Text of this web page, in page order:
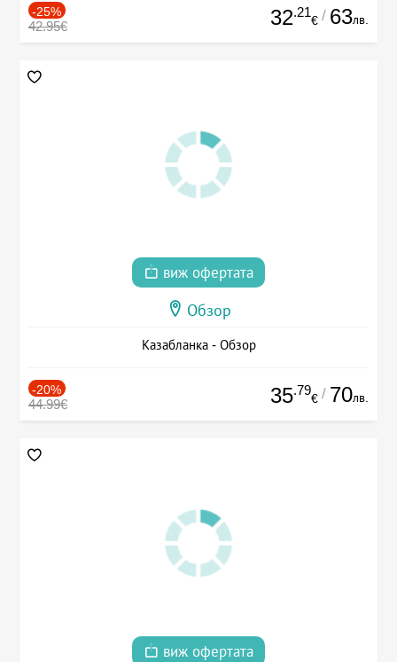
-25%
42.95€ 32.21
€ / 63лв.
виж офертата
Обзор
Казабланка - Обзор
-20%
44.99€ 35.79
€ / 70лв.
виж офертата